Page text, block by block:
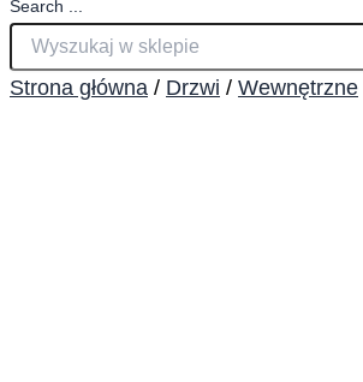
Search ...
Strona główna / Drzwi / Wewnętrzne